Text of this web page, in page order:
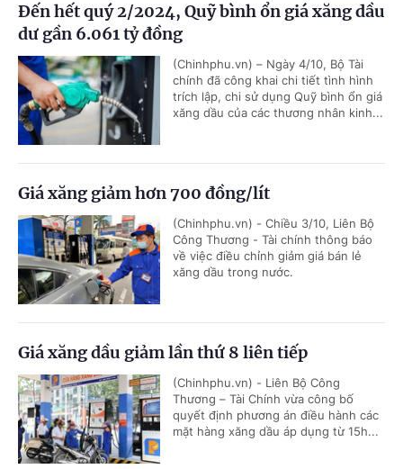
Đến hết quý 2/2024, Quỹ bình ổn giá xăng dầu
dư gần 6.061 tỷ đồng
(Chinhphu.vn) – Ngày 4/10, Bộ Tài
chính đã công khai chi tiết tình hình
trích lập, chi sử dụng Quỹ bình ổn giá
xăng dầu của các thương nhân kinh...
Giá xăng giảm hơn 700 đồng/lít
(Chinhphu.vn) - Chiều 3/10, Liên Bộ
Công Thương - Tài chính thông báo
về việc điều chỉnh giảm giá bán lẻ
xăng dầu trong nước.
Giá xăng dầu giảm lần thứ 8 liên tiếp
(Chinhphu.vn) - Liên Bộ Công
Thương – Tài Chính vừa công bố
quyết định phương án điều hành các
mặt hàng xăng dầu áp dụng từ 15h...